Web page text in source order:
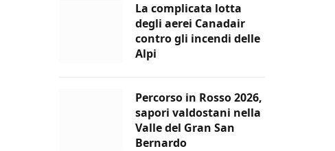
La complicata lotta
degli aerei Canadair
contro gli incendi delle
Alpi
Percorso in Rosso 2026,
sapori valdostani nella
Valle del Gran San
Bernardo